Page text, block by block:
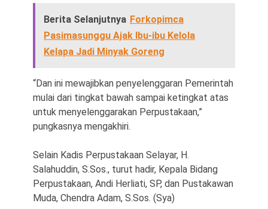
Berita Selanjutnya Forkopimca
Pasimasunggu Ajak Ibu-ibu Kelola
Kelapa Jadi Minyak Goreng
“Dan ini mewajibkan penyelenggaran Pemerintah
mulai dari tingkat bawah sampai ketingkat atas
untuk menyelenggarakan Perpustakaan,”
pungkasnya mengakhiri.
Selain Kadis Perpustakaan Selayar, H.
Salahuddin, S.Sos., turut hadir, Kepala Bidang
Perpustakaan, Andi Herliati, SP, dan Pustakawan
Muda, Chendra Adam, S.Sos. (Sya)